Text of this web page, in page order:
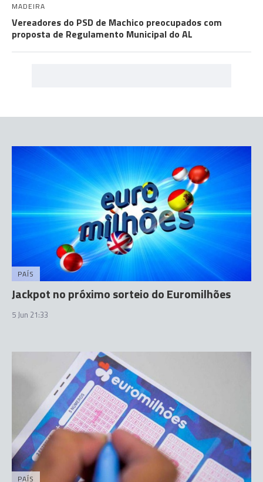
MADEIRA
Vereadores do PSD de Machico preocupados com
proposta de Regulamento Municipal do AL
PAÍS
Jackpot no próximo sorteio do Euromilhões
5 Jun 21:33
PAÍS